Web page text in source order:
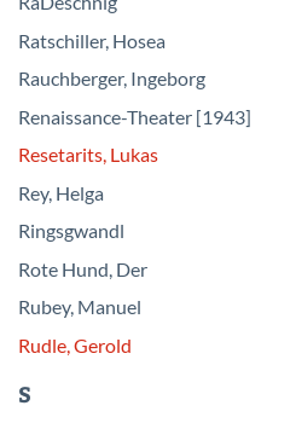
Ratschiller, Hosea
Rauchberger, Ingeborg
Renaissance-Theater [1943]
Resetarits, Lukas
Rey, Helga
Ringsgwandl
Rote Hund, Der
Rubey, Manuel
Rudle, Gerold
S